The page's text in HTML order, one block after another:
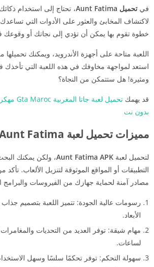
في تحميل Aunt Fatima، تحتاج إلى استخدام
لاكتشاف المخابئ والعثور على الأدوات التي
خطوة تقوم بها يمكن أن تؤدي إلى نجاتك أو وقوعك
اللعبة متاحة على أجهزة الأندرويد، ويمكنك تحميلها
استعد لمواجهة مخاوفك في هذه اللعبة التي
ومثيرة! هل ستتمكن من النجاة؟
قد يهمك
بدون نت
مميزات تحميل لعبة Aunt Fatima أخر إصدار
لتحميل لعبة Aunt Fatima APK، ولكن يمكنك
التطبيقات أو المواقع الموثوقة لتنزيل الألعاب.
مصادر آمنة لحماية جهازك من الفيروسات والبرامج
رسومات عالية الجودة: تتميز اللعبة بتصميم
الأبعاد.
مهام شيقة: توفر العديد من التحديات
لساعات.
سهولة التحكم: توفر تحكمًا سلسًا وسهل الاستخدام